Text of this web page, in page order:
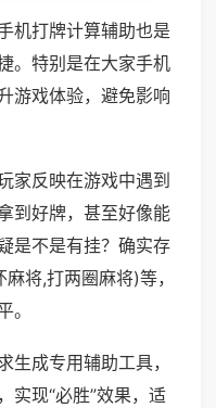
机打牌计算辅助也是
。特别是在大家手机
游戏体验，避免影响
家反映在游戏中遇到
到好牌，甚至好像能
是不是有挂？确实存
将,打两圈麻将)等，
。
生成专用辅助工具，
实现“必胜”效果，适